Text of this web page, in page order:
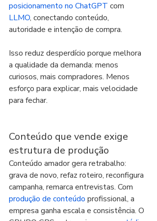
posicionamento no ChatGPT com
LLMO, conectando conteúdo,
autoridade e intenção de compra.
Isso reduz desperdício porque melhora
a qualidade da demanda: menos
curiosos, mais compradores. Menos
esforço para explicar, mais velocidade
para fechar.
Conteúdo que vende exige
estrutura de produção
Conteúdo amador gera retrabalho:
grava de novo, refaz roteiro, reconfigura
campanha, remarca entrevistas. Com
produção de conteúdo profissional, a
empresa ganha escala e consistência. O